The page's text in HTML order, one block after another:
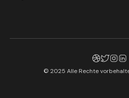
© 2025 Alle Rechte